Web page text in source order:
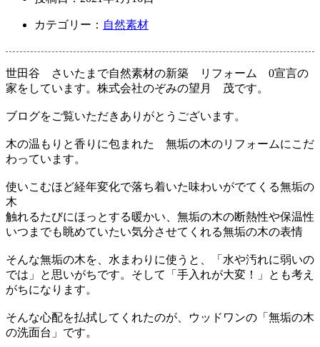
カテゴリー： 自然素材
世田谷 さいたまで自然素材の新築 リフォーム 0宣言の
家をしています。株式会社のぞみの望月 茂です。
ブログをご覧いただきありがとうございます。
木の温もりと香りに包まれた 無垢の木のリフォームにこだ
わっています。
使いこむほど経年変化で落ち着いた味わいがでてくる無垢の
木
触れるたびにほっとする暖かい、無垢の木の断熱性や保温性
いつまでも眺めていたい気分させてくれる無垢の木の表情
そんな無垢の木を、水まわりに使うと、「水や汚れに弱いの
では」と思いがちです。そして「手入れが大変！」とも考え
がちになります。
そんな心配を払拭してくれたのが、ウッドワンの「無垢の木
の洗面台」です。